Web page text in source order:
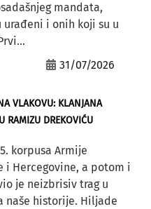
mandata,
urađeni i onih koji su u
31/07/2026
VLAKOVU: KLANJANA
RAMIZU DREKOVIĆU
korpusa Armije
i Hercegovine, a potom i
je neizbrisiv trag u
naše historije. Hiljade